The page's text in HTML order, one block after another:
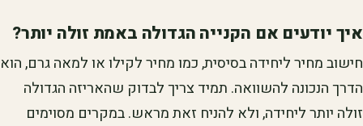
איך יודעים אם הקנייה הגדולה באמת זולה יותר?
חישוב מחיר ליחידה בסיסית, כמו מחיר לקילו או למאה גרם, הוא
הדרך הנכונה להשוואה. תמיד צריך לבדוק שהאריזה הגדולה
זולה יותר ליחידה, ולא להניח זאת מראש. במקרים מסוימים